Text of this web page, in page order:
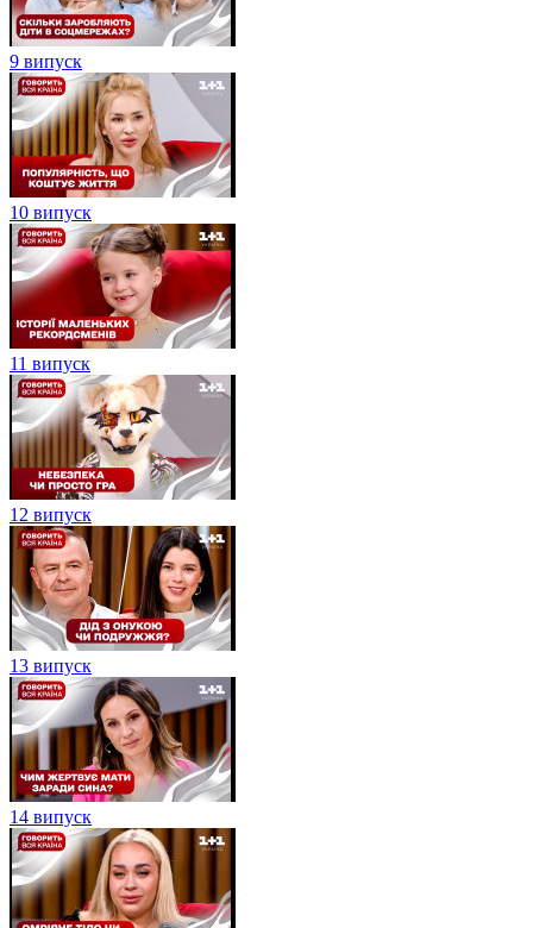
9 випуск
10 випуск
11 випуск
12 випуск
13 випуск
14 випуск